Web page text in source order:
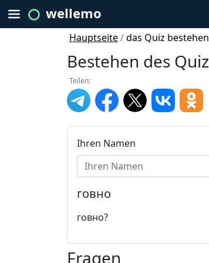
wellemo
Hauptseite/das Quiz bestehen
Bestehen des Quiz
Teilen:
Ihren Namen
говно
говно?
Fragen